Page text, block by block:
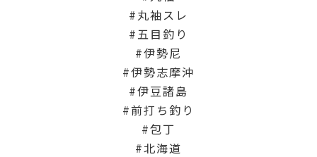
丸袖スレ
五目釣り
伊勢尼
伊勢志摩沖
伊豆諸島
前打ち釣り
包丁
北海道